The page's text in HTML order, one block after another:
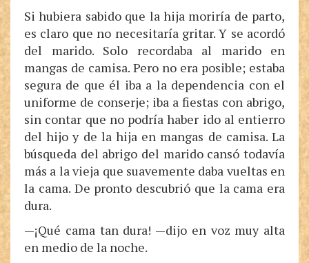
Si hubiera sabido que la hija moriría de parto,
es claro que no necesitaría gritar. Y se acordó
del marido. Solo recordaba al marido en
mangas de camisa. Pero no era posible; estaba
segura de que él iba a la dependencia con el
uniforme de conserje; iba a fiestas con abrigo,
sin contar que no podría haber ido al entierro
del hijo y de la hija en mangas de camisa. La
búsqueda del abrigo del marido cansó todavía
más a la vieja que suavemente daba vueltas en
la cama. De pronto descubrió que la cama era
dura.
—¡Qué cama tan dura! —dijo en voz muy alta
en medio de la noche.